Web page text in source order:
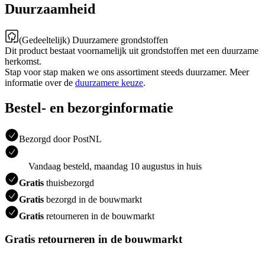
Duurzaamheid
(Gedeeltelijk) Duurzamere grondstoffen
Dit product bestaat voornamelijk uit grondstoffen met een duurzame
herkomst.
Stap voor stap maken we ons assortiment steeds duurzamer. Meer
informatie over de duurzamere keuze.
Bestel- en bezorginformatie
Bezorgd door PostNL
Vandaag besteld, maandag 10 augustus in huis
Gratis thuisbezorgd
Gratis bezorgd in de bouwmarkt
Gratis retourneren in de bouwmarkt
Gratis retourneren in de bouwmarkt